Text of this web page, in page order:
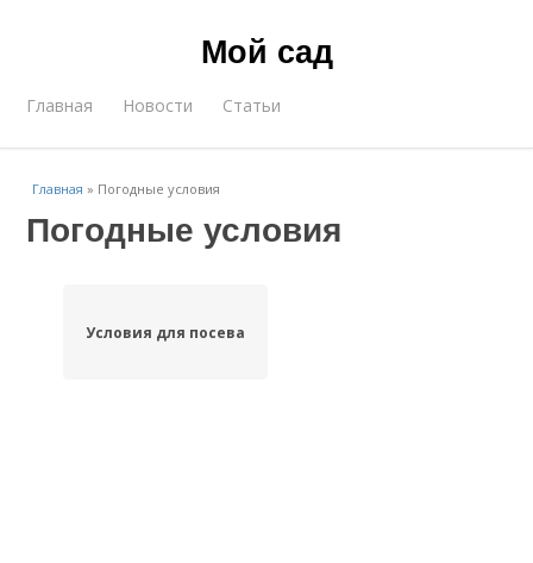
Мой сад
Главная Новости Статьи
Главная » Погодные условия
Погодные условия
Условия для посева